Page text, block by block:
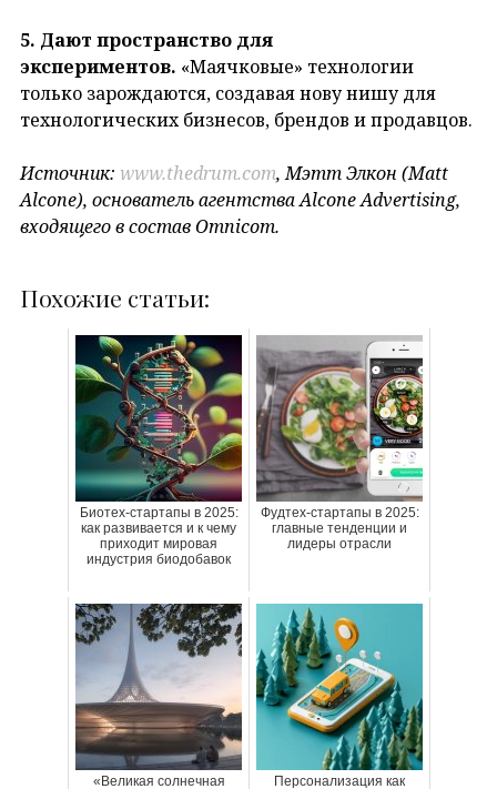
5. Дают пространство для
экспериментов. «Маячковые» технологии
только зарождаются, создавая нову нишу для
технологических бизнесов, брендов и продавцов.
Источник: www.thedrum.com, Мэтт Элкон (Matt
Alcone), основатель агентства Alcone Advertising,
входящего в состав Omnicom.
Похожие статьи:
Биотех-стартапы в 2025:
как развивается и к чему
приходит мировая
индустрия биодобавок
Фудтех-стартапы в 2025:
главные тенденции и
лидеры отрасли
«Великая солнечная
Персонализация как